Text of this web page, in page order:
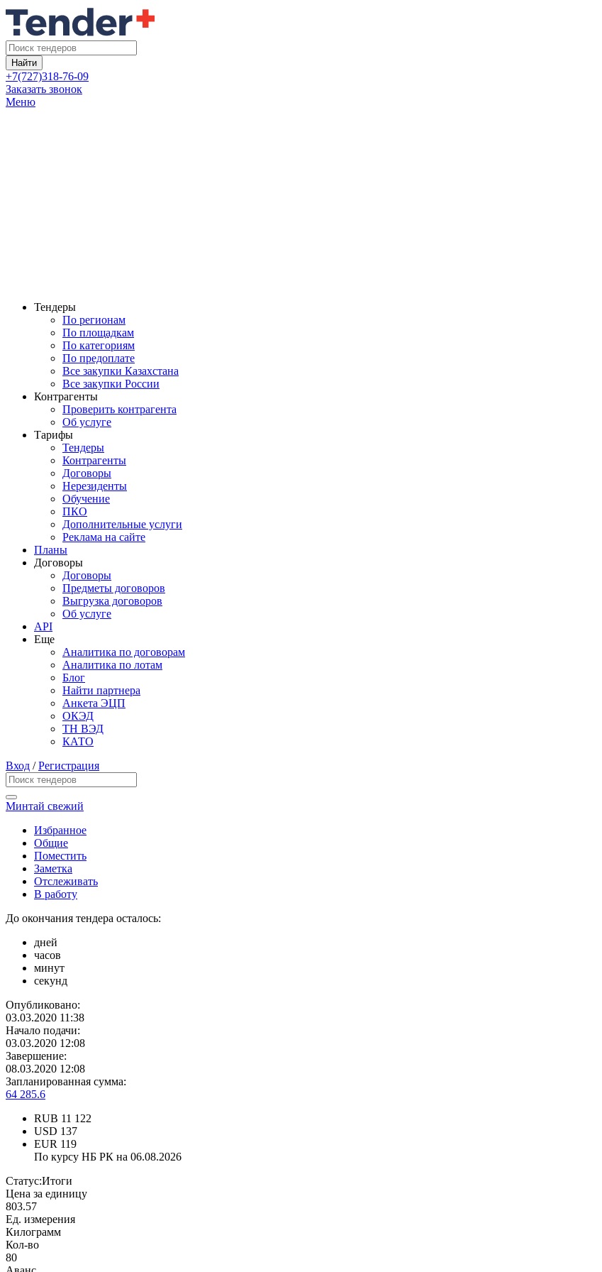
Найти
+7(727)318-76-09
Заказать звонок
Меню
Тендеры
По регионам
По площадкам
По категориям
По предоплате
Все закупки Казахстана
Все закупки России
Контрагенты
Проверить контрагента
Об услуге
Тарифы
Тендеры
Контрагенты
Договоры
Нерезиденты
Обучение
ПКО
Дополнительные услуги
Реклама на сайте
Планы
Договоры
Договоры
Предметы договоров
Выгрузка договоров
Об услуге
API
Еще
Аналитика по договорам
Аналитика по лотам
Блог
Найти партнера
Анкета ЭЦП
ОКЭД
ТН ВЭД
КАТО
Вход /Регистрация
Минтай свежий
Избранное
Общие
Поместить
Заметка
Отслеживать
В работу
До окончания тендера осталось:
дней
часов
минут
секунд
Опубликовано:
03.03.2020 11:38
Начало подачи:
03.03.2020 12:08
Завершение:
08.03.2020 12:08
Запланированная сумма:
64 285.6
RUB 11 122
USD 137
EUR 119
По курсу НБ РК на 06.08.2026
Статус:Итоги
Цена за единицу
803.57
Ед. измерения
Килограмм
Кол-во
80